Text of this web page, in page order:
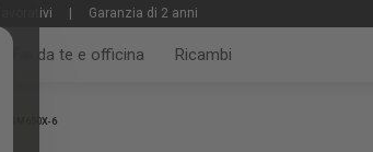
Garanzia di 2 anni
Fai da te e officina Ricambi
GM650X-6